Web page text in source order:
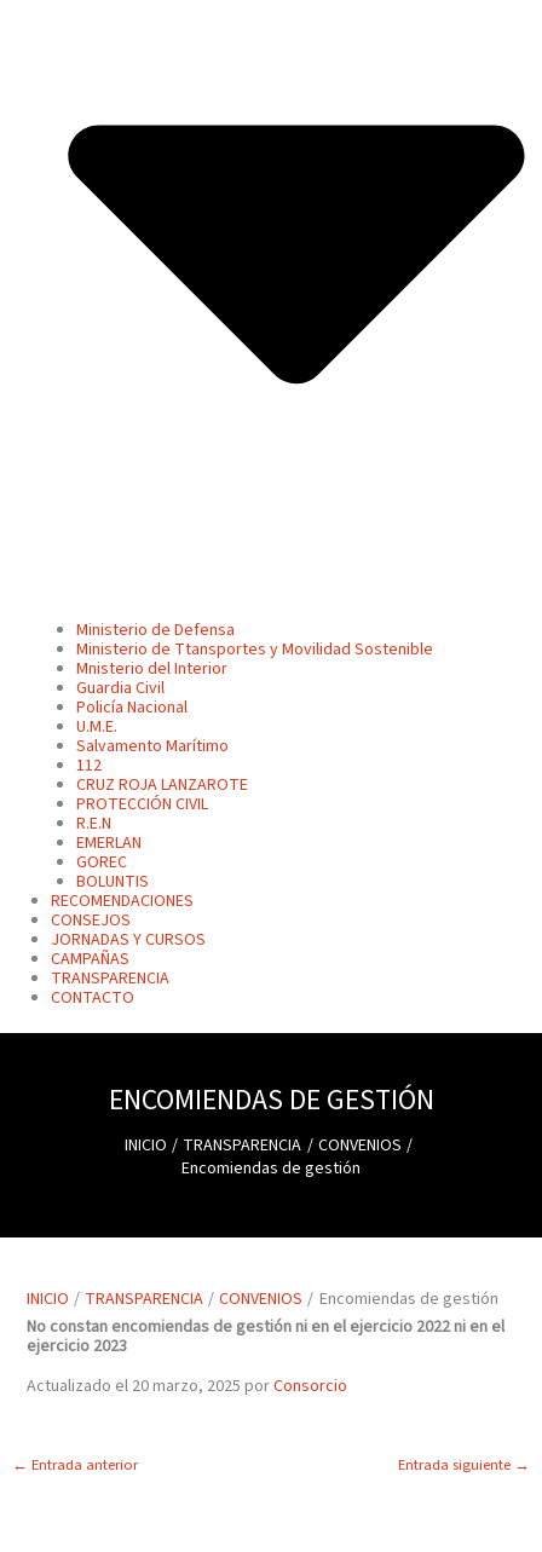
Ministerio de Defensa
Ministerio de Ttansportes y Movilidad Sostenible
Mnisterio del Interior
Guardia Civil
Policía Nacional
U.M.E.
Salvamento Marítimo
112
CRUZ ROJA LANZAROTE
PROTECCIÓN CIVIL
R.E.N
EMERLAN
GOREC
BOLUNTIS
RECOMENDACIONES
CONSEJOS
JORNADAS Y CURSOS
CAMPAÑAS
TRANSPARENCIA
CONTACTO
ENCOMIENDAS DE GESTIÓN
INICIO TRANSPARENCIA
CONVENIOS
Encomiendas de gestión
INICIO TRANSPARENCIA CONVENIOS
Encomiendas de gestión
No constan encomiendas de gestión ni en el ejercicio 2022 ni en el
ejercicio 2023
Actualizado el 20 marzo, 2025 porConsorcio
← Entrada anterior Entrada siguiente →